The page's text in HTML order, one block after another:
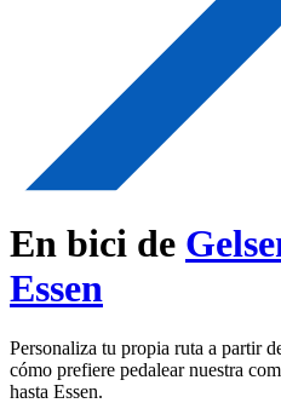
En bici de
Essen
Personaliza tu propia ruta a partir
cómo prefiere pedalear nuestra
hasta Essen.